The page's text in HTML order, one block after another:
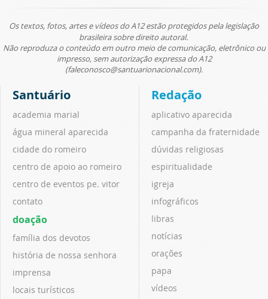
Os textos, fotos, artes e vídeos do A12 estão protegidos pela legislação
brasileira sobre direito autoral.
Não reproduza o conteúdo em outro meio de comunicação, eletrônico ou
impresso, sem autorização expressa do A12
(faleconosco@santuarionacional.com).
Santuário
academia marial
água mineral aparecida
cidade do romeiro
centro de apoio ao romeiro
centro de eventos pe. vitor
contato
doação
família dos devotos
história de nossa senhora
imprensa
locais turísticos
Redação
aplicativo aparecida
campanha da fraternidade
dúvidas religiosas
espiritualidade
igreja
infográficos
libras
notícias
orações
papa
vídeos